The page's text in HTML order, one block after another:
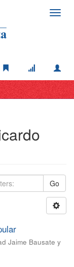
Go
Jaime Bausate y